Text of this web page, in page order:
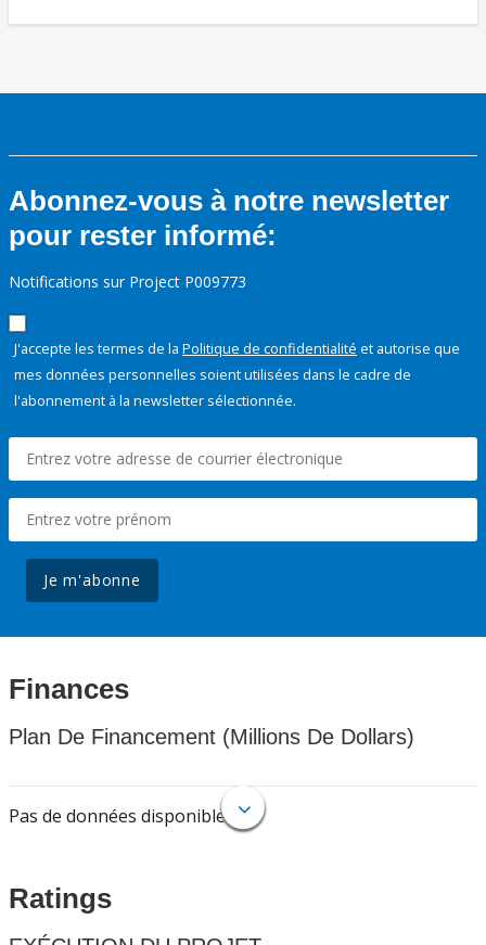
Abonnez-vous à notre newsletter
pour rester informé:
Notifications sur Project P009773
J'accepte les termes de la Politique de confidentialité et autorise que
mes données personnelles soient utilisées dans le cadre de
l'abonnement à la newsletter sélectionnée.
Je m'abonne
Finances
Plan De Financement (Millions De Dollars)
Pas de données disponibles.
Ratings